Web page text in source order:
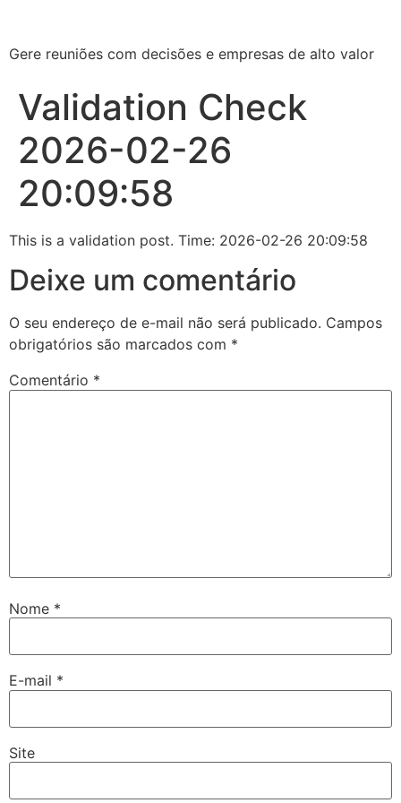
Gere reuniões com decisões e empresas de alto valor
Validation Check
2026-02-26
20:09:58
This is a validation post. Time: 2026-02-26 20:09:58
Deixe um comentário
O seu endereço de e-mail não será publicado. Campos
obrigatórios são marcados com *
Comentário *
Nome *
E-mail *
Site